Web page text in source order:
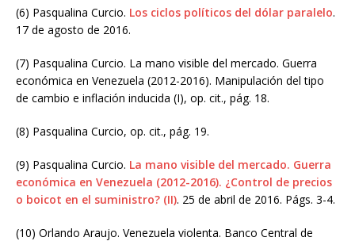
(6) Pasqualina Curcio. Los ciclos políticos del dólar paralelo.
17 de agosto de 2016.
(7) Pasqualina Curcio. La mano visible del mercado. Guerra
económica en Venezuela (2012-2016). Manipulación del tipo
de cambio e inflación inducida (I), op. cit., pág. 18.
(8) Pasqualina Curcio, op. cit., pág. 19.
(9) Pasqualina Curcio. La mano visible del mercado. Guerra
económica en Venezuela (2012-2016). ¿Control de precios
o boicot en el suministro? (II). 25 de abril de 2016. Págs. 3-4.
(10) Orlando Araujo. Venezuela violenta. Banco Central de